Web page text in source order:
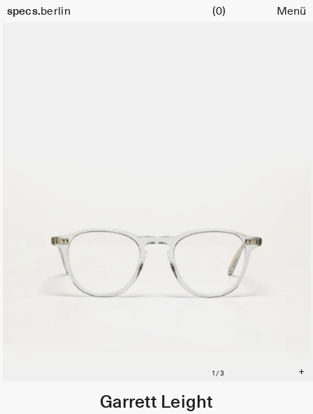
specs.berlin
Warenkorb (0) Menü
Garrett Leight